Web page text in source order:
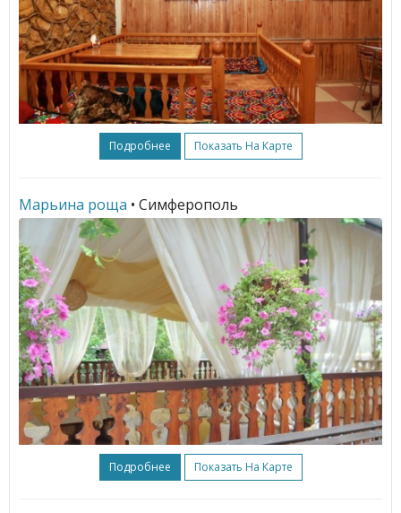
Подробнее Показать На Карте
Марьина роща • Симферополь
Подробнее Показать На Карте